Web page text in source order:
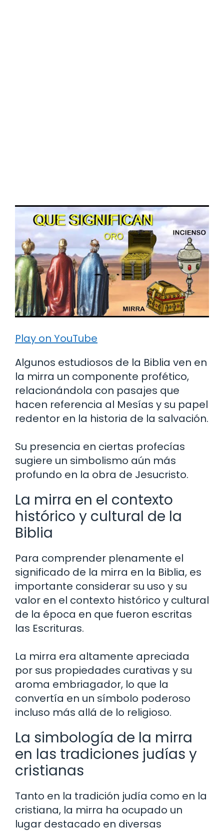
Play on YouTube
Algunos estudiosos de la Biblia ven en
la mirra un componente profético,
relacionándola con pasajes que
hacen referencia al Mesías y su papel
redentor en la historia de la salvación.
Su presencia en ciertas profecías
sugiere un simbolismo aún más
profundo en la obra de Jesucristo.
La mirra en el contexto
histórico y cultural de la
Biblia
Para comprender plenamente el
significado de la mirra en la Biblia, es
importante considerar su uso y su
valor en el contexto histórico y cultural
de la época en que fueron escritas
las Escrituras.
La mirra era altamente apreciada
por sus propiedades curativas y su
aroma embriagador, lo que la
convertía en un símbolo poderoso
incluso más allá de lo religioso.
La simbología de la mirra
en las tradiciones judías y
cristianas
Tanto en la tradición judía como en la
cristiana, la mirra ha ocupado un
lugar destacado en diversas